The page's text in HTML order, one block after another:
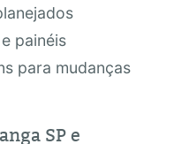
painéis
para mudanças
SP e